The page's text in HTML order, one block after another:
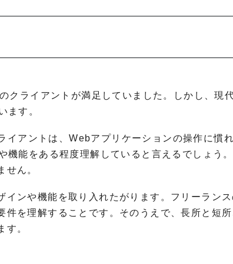
クライアントが満足していました。しかし、現
ます。
アントは、Webアプリケーションの操作に慣
機能をある程度理解していると言えるでしょう
せん。
インや機能を取り入れたがります。フリーラン
を理解することです。そのうえで、長所と短
す。